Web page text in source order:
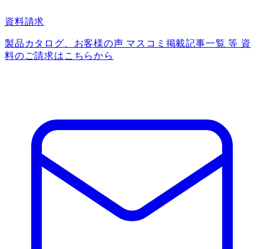
資料請求
製品カタログ、お客様の声 マスコミ掲載記事一覧 等 資
料のご請求はこちらから